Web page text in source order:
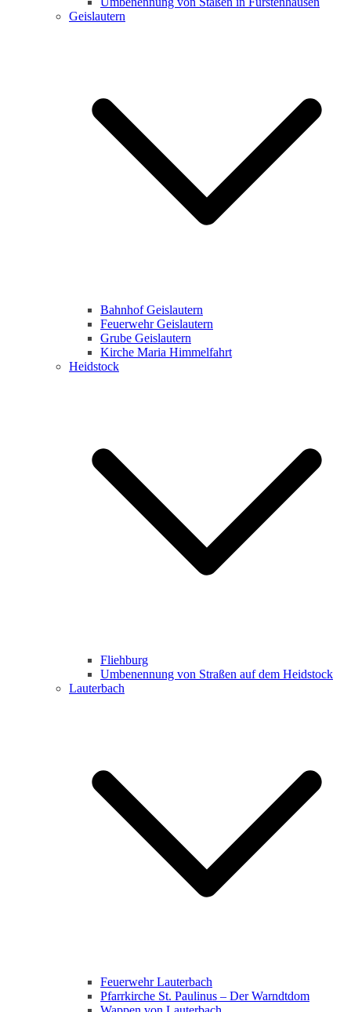
Geislautern
Bahnhof Geislautern
Feuerwehr Geislautern
Grube Geislautern
Kirche Maria Himmelfahrt
Heidstock
Fliehburg
Umbenennung von Straßen auf dem Heidstock
Lauterbach
Feuerwehr Lauterbach
Pfarrkirche St. Paulinus – Der Warndtdom